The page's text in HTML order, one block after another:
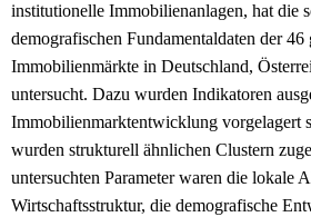
institutionelle Immobilienanlagen, hat die
demografischen Fundamentaldaten der 46
Immobilienmärkte in Deutschland,
untersucht. Dazu wurden Indikatoren
Immobilienmarktentwicklung vorgelagert
wurden strukturell ähnlichen Clustern
untersuchten Parameter waren die lokale
Wirtschaftsstruktur, die demografische